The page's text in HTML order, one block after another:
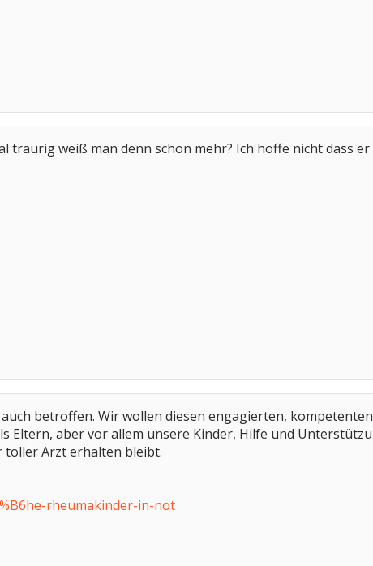
traurig weiß man denn schon mehr? Ich hoffe nicht dass
betroffen. Wir wollen diesen engagierten,
Eltern, aber vor allem unsere Kinder, Hilfe und
toller Arzt erhalten bleibt.
rheumakinder-in-not